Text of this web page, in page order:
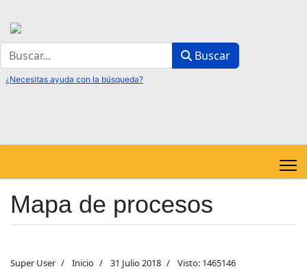
Buscar Buscar
Mapa de procesos
Super User Inicio 31 Julio 2018 Visto: 1465146